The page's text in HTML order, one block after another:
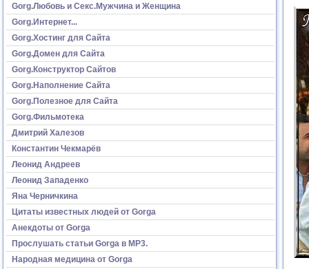
Gorg.Любовь и Секс.Мужчина и Женщина
Gorg.Интернет...
Gorg.Хостинг для Сайта
Gorg.Домен для Сайта
Gorg.Конструктор Сайтов
Gorg.Наполнение Сайта
Gorg.Полезное для Сайта
Gorg.Фильмотека
Дмитрий Халезов
Константин Чекмарёв
Леонид Андреев
Леонид Западенко
Яна Черничкина
Цитаты известных людей от Gorga
Анекдоты от Gorga
Прослушать статьи Gorga в МР3.
Народная медицина от Gorga